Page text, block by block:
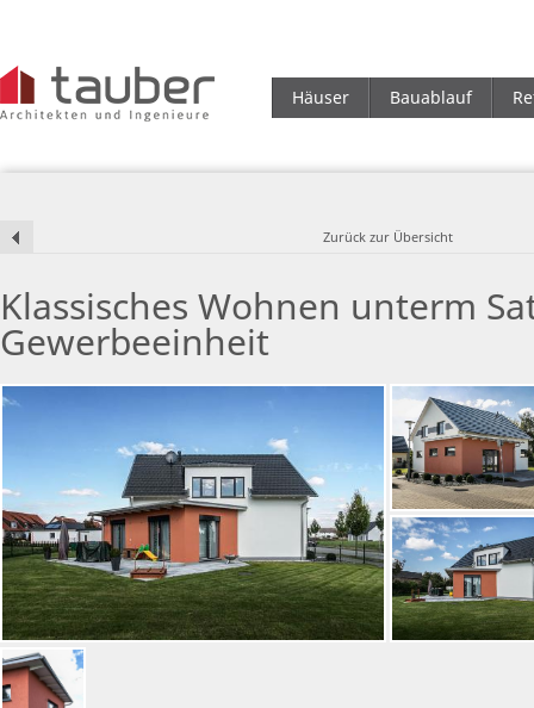
Häuser Bauablauf
Zurück zur Übersicht
Klassisches Wohnen unterm
Gewerbeeinheit